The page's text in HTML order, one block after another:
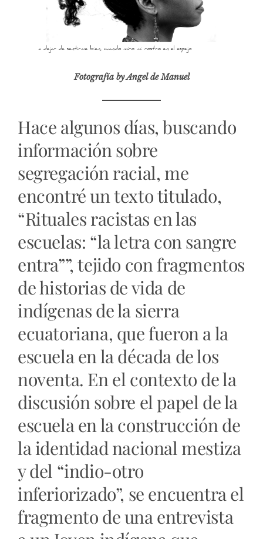
Fotografía by Angel de Manuel
Hace algunos días, buscando
información sobre
segregación racial, me
encontré un texto titulado,
“Rituales racistas en las
escuelas: “la letra con sangre
entra””, tejido con fragmentos
de historias de vida de
indígenas de la sierra
ecuatoriana, que fueron a la
escuela en la década de los
noventa. En el contexto de la
discusión sobre el papel de la
escuela en la construcción de
la identidad nacional mestiza
y del “indio-otro
inferiorizado”, se encuentra el
fragmento de una entrevista